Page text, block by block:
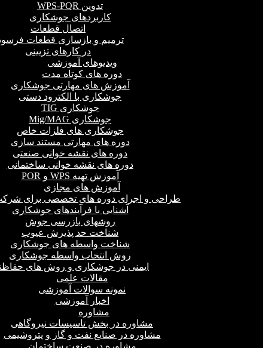
تدوین WPS-PQR
کاربردهای جوشکاری
اتصال قطعات
ترمیم و بازسازی قطعات
در کارهای تزیینی
ویدیوهای آموزشی
دوره های کوتاه مدت
آموزش های مهارتی جوشکاری
جوشکاری با الکترود دستی
جوشکاری TIG
جوشکاری Mig/MAG
جوشکاری های فلزات خاص
دوره های مهارتی مستند سازی
دوره های نقشه خوانی صنعتی
دوره های نقشه خوانی ساختمانی
آموزش تهیه WPS و POR
آموزش های مجازی
طراحی و اجرای دوره های تخصصی برای
آشنایی با فرآیندهای جوشکاری
روشهای بازرسی جوش
شناخت حد پذیرش عیوب
شناخت واسطه های جوشکاری
روش انتخاب واسطه جوشکاری
ایمنی در جوشکاری و روش های
مقالات علمی
نمونه سوالات آموزشی
اخبار آموزشی
مشاوره
مشاوره در بخش تاسیسات نیروگاهی
مشاوره در صنایع نفت و گاز و پتروشیمی
مشاوره در صنعت ساختمان